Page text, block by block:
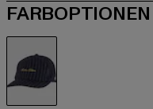
FARBOPTIONEN